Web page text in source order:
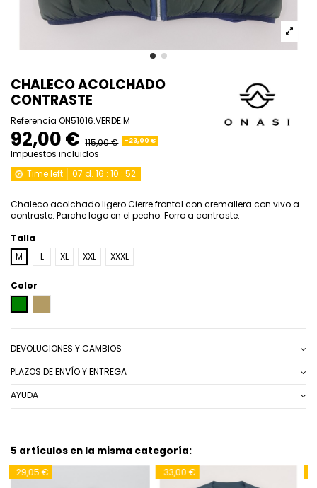
CHALECO ACOLCHADO
CONTRASTE
Referencia ON51016.VERDE.M
92,00 € 115,00 € -23,00 €
Impuestos incluidos
Time left
07 d. 16 :10 :51
Chaleco acolchado ligero.Cierre frontal con cremallera con vivo a
contraste. Parche logo en el pecho. Forro a contraste.
Talla
M
L XL XXL XXXL
Color
DEVOLUCIONES Y CAMBIOS
PLAZOS DE ENVÍO Y ENTREGA
AYUDA
5 artículos en la misma categoría: